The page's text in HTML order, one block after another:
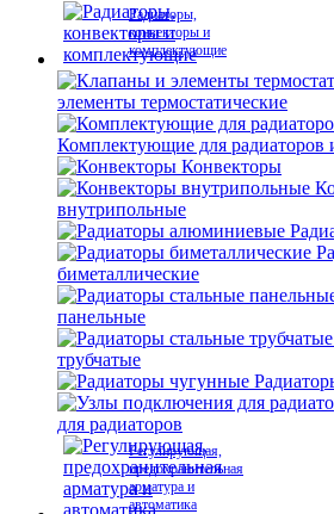
Радиаторы,
конвекторы и
комплектующие
элементы термостатические
Комплектующие для радиаторов
Конвекторы
внутрипольные
биметаллические
панельные
трубчатые
для радиаторов
Регулирующая,
предохранительная
арматура и
автоматика